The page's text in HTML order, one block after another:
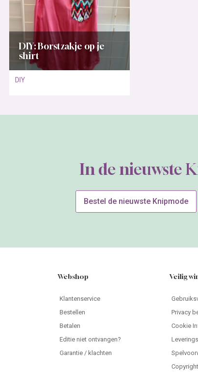
DIY: Borstzakje op je
shirt
DIY
In de nieuwste
Bestel de nieuwste Knipmode
Webshop
Klantenservice
Bestellen
Betalen
Editie niet ontvangen?
Garantie / klachten
Veilig
Privacy
Cookie